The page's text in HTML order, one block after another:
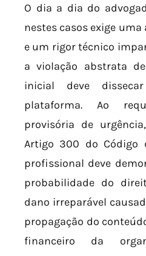
O dia a dia do
nestes casos exige
e um rigor técnico
a violação abstrata
inicial deve
plataforma. Ao
provisória de
Artigo 300 do Código
profissional deve
probabilidade do
dano irreparável
propagação do
financeiro da